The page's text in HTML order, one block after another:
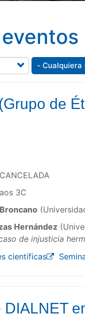
- Cualquiera
de
3C
Hernández
de injusticia
científicas